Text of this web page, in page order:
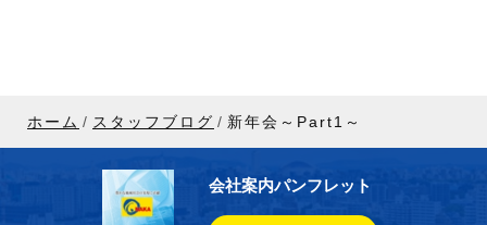
ホーム スタッフブログ 新年会～Part1～
会社案内パンフレット